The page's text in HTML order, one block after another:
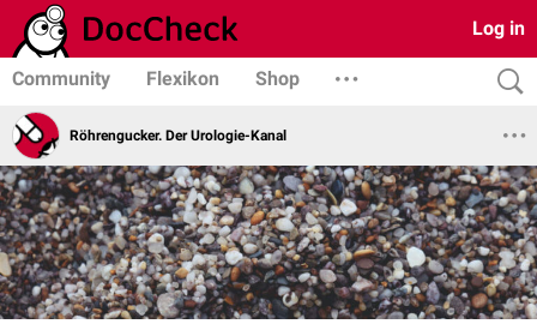
Log in
Community Flexikon Shop
Röhrengucker. Der Urologie-Kanal